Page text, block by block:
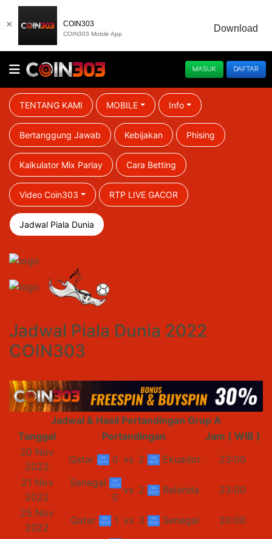
COIN303
COIN303 Mobile App
Download
×
MASUK DAFTAR
TENTANG KAMI MOBILE Info
Bertanggung Jawab Kebijakan Phising
Kalkulator Mix Parlay Cara Betting
Video Coin303 RTP LIVE GACOR
Jadwal Piala Dunia
Jadwal Piala Dunia 2022
COIN303
Jadwal & Hasil Pertandingan Grup A
Tanggal
Pertandingan
Jam ( WIB )
20 Nov
2022
Qatar 0 vs 2 Ekuador
23:00
21 Nov
2022
Senegal
0
vs 2 Belanda
23:00
25 Nov
2022
Qatar 1 vs 3 Senegal
20:00